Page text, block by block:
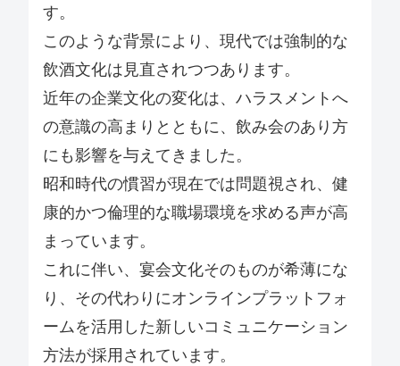
す。
このような背景により、現代では強制的な
飲酒文化は見直されつつあります。
近年の企業文化の変化は、ハラスメントへ
の意識の高まりとともに、飲み会のあり方
にも影響を与えてきました。
昭和時代の慣習が現在では問題視され、健
康的かつ倫理的な職場環境を求める声が高
まっています。
これに伴い、宴会文化そのものが希薄にな
り、その代わりにオンラインプラットフォ
ームを活用した新しいコミュニケーション
方法が採用されています。